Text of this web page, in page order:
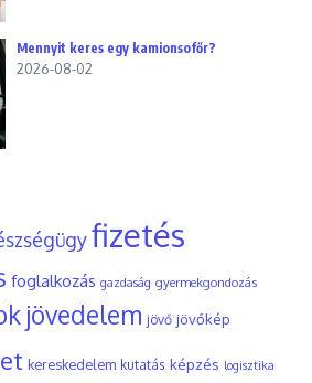
Mennyit keres egy kamionsofőr?
2026-08-02
fizetés
foglalkozás gazdaság gyermekgondozás
jövedelem jövő jövőkép
kereskedelem kutatás képzés logisztika